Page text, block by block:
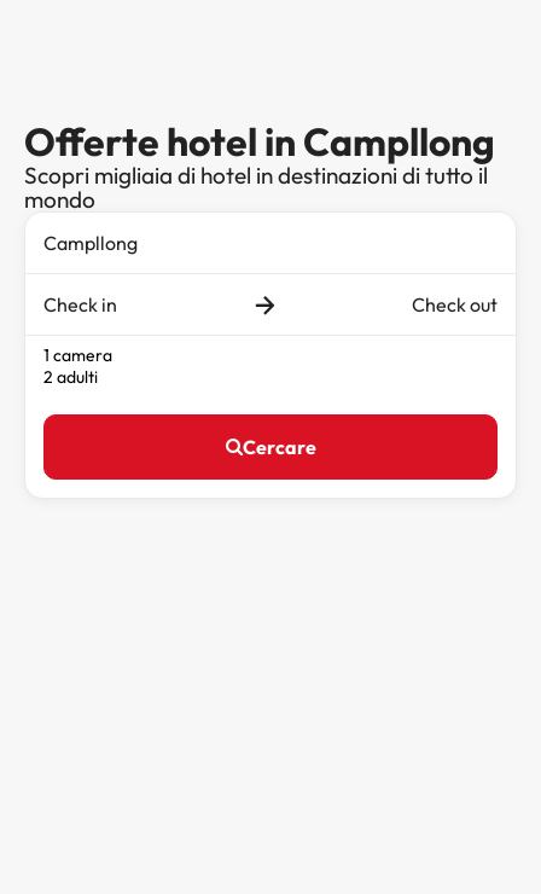
Offerte hotel in Campllong
Scopri migliaia di hotel in destinazioni di tutto il
mondo
Check in Check out
1 camera
2 adulti
Cercare